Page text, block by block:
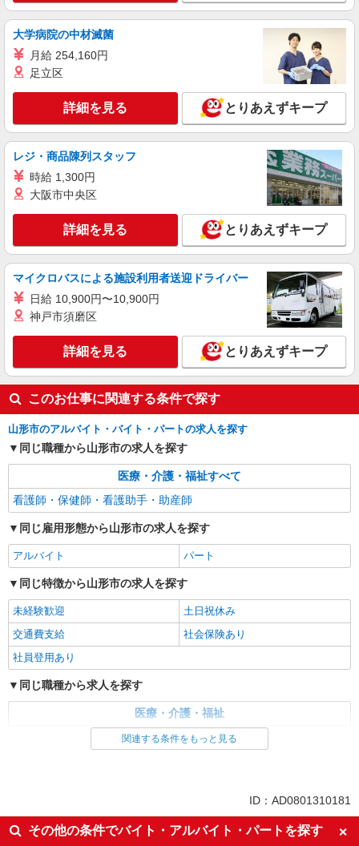
大学病院の中材滅菌
月給 254,160円
足立区
詳細を見る とりあえずキープ
レジ・商品陳列スタッフ
時給 1,300円
大阪市中央区
詳細を見る とりあえずキープ
マイクロバスによる施設利用者送迎ドライバー
日給 10,900円〜10,900円
神戸市須磨区
詳細を見る とりあえずキープ
このお仕事に関連する条件で探す
山形市のアルバイト・バイト・パートの求人を探す
同じ職種から山形市の求人を探す
医療・介護・福祉すべて
看護師・保健師・看護助手・助産師
同じ雇用形態から山形市の求人を探す
アルバイト パート
同じ特徴から山形市の求人を探す
未経験歓迎
土日祝休み
交通費支給
社会保険あり
社員登用あり
同じ職種から求人を探す
医療・介護・福祉
看護師・保健師・看護助手・助産師
交通費支給
社会保険あり
社員登用あり
関連する条件をもっと見る
ID：AD0801310181
その他の条件でバイト・アルバイト・パートを探す